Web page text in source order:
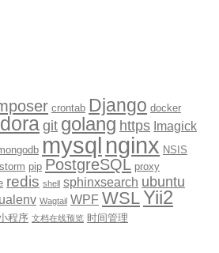
crontab Django docker
git golang https Imagick
mysql nginx NSIS
pip PostgreSQL proxy
redis shell sphinxsearch ubuntu
Wagtail WPF WSLYii2
程序 文档在线预览 时间管理